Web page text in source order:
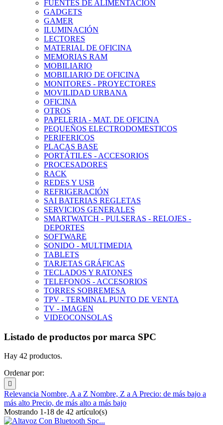
FUENTES DE ALIMENTACIÓN
GADGETS
GAMER
ILUMINACIÓN
LECTORES
MATERIAL DE OFICINA
MEMORIAS RAM
MOBILIARIO
MOBILIARIO DE OFICINA
MONITORES - PROYECTORES
MOVILIDAD URBANA
OFICINA
OTROS
PAPELERIA - MAT. DE OFICINA
PEQUEÑOS ELECTRODOMESTICOS
PERIFERICOS
PLACAS BASE
PORTÁTILES - ACCESORIOS
PROCESADORES
RACK
REDES Y USB
REFRIGERACIÓN
SAI BATERIAS REGLETAS
SERVICIOS GENERALES
SMARTWATCH - PULSERAS - RELOJES -
DEPORTES
SOFTWARE
SONIDO - MULTIMEDIA
TABLETS
TARJETAS GRÁFICAS
TECLADOS Y RATONES
TELEFONOS - ACCESORIOS
TORRES SOBREMESA
TPV - TERMINAL PUNTO DE VENTA
TV - IMAGEN
VIDEOCONSOLAS
Listado de productos por marca SPC
Hay 42 productos.
Ordenar por:

Relevancia Nombre, A a Z Nombre, Z a APrecio: de más bajo a
más alto Precio, de más alto a más bajo
Mostrando 1-18 de 42 artículo(s)